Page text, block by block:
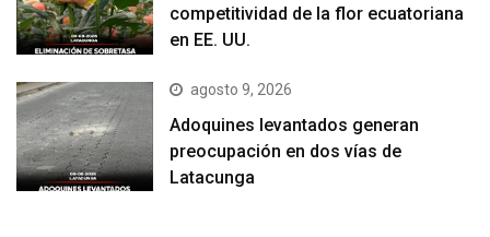
competitividad de la flor ecuatoriana
en EE. UU.
agosto 9, 2026
Adoquines levantados generan
preocupación en dos vías de
Latacunga